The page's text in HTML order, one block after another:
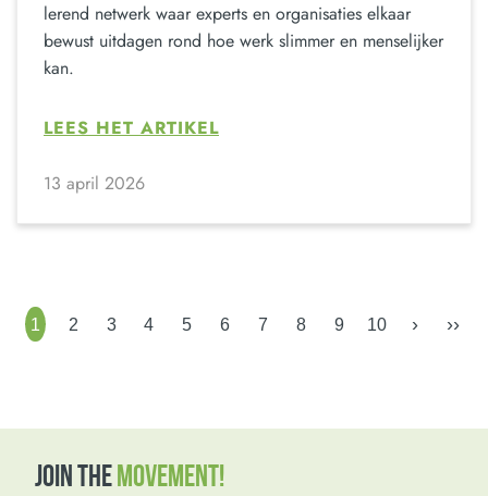
lerend netwerk waar experts en organisaties elkaar
bewust uitdagen rond hoe werk slimmer en menselijker
kan.
LEES HET ARTIKEL
13 april 2026
1 2 3 4 5 6 7 8 9 10 › ››
JOIN THEMOVEMENT!